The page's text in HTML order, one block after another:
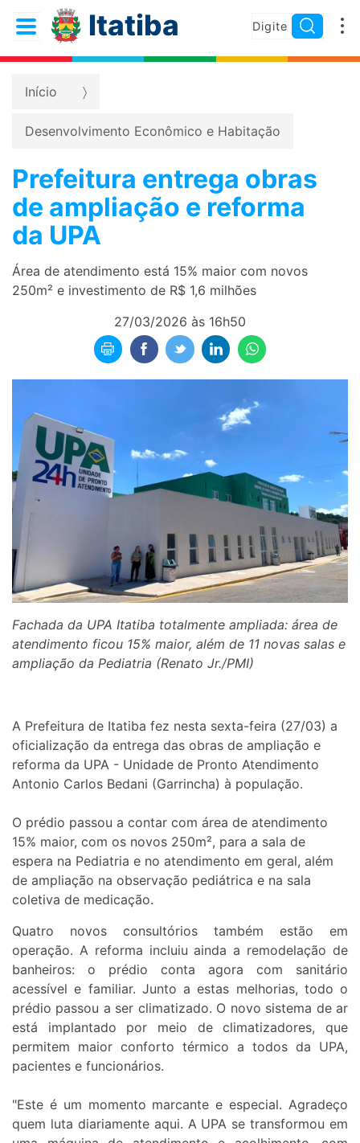
Itatiba
Início
Desenvolvimento Econômico e Habitação
Prefeitura entrega obras
de ampliação e reforma
da UPA
Área de atendimento está 15% maior com novos
250m² e investimento de R$ 1,6 milhões
27/03/2026 às 16h50
Fachada da UPA Itatiba totalmente ampliada: área de
atendimento ficou 15% maior, além de 11 novas salas e
ampliação da Pediatria (Renato Jr./PMI)
A Prefeitura de Itatiba fez nesta sexta-feira (27/03) a
oficialização da entrega das obras de ampliação e
reforma da UPA - Unidade de Pronto Atendimento
Antonio Carlos Bedani (Garrincha) à população.
O prédio passou a contar com área de atendimento
15% maior, com os novos 250m², para a sala de
espera na Pediatria e no atendimento em geral, além
de ampliação na observação pediátrica e na sala
coletiva de medicação.
Quatro novos consultórios também estão em
operação. A reforma incluiu ainda a remodelação de
banheiros: o prédio conta agora com sanitário
acessível e familiar. Junto a estas melhorias, todo o
prédio passou a ser climatizado. O novo sistema de ar
está implantado por meio de climatizadores, que
permitem maior conforto térmico a todos da UPA,
pacientes e funcionários.
"Este é um momento marcante e especial. Agradeço
quem luta diariamente aqui. A UPA se transformou em